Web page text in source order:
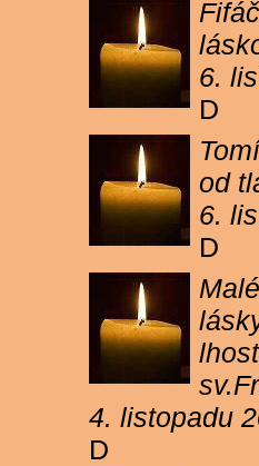
6.
D
od
6.
D
4. listopadu
D